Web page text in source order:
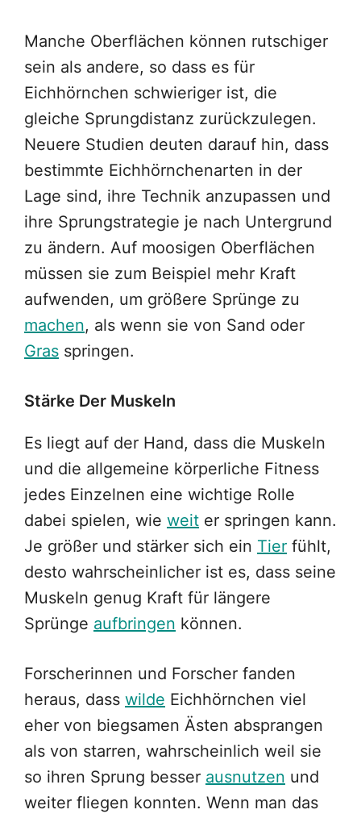
Manche Oberflächen können rutschiger
sein als andere, so dass es für
Eichhörnchen schwieriger ist, die
gleiche Sprungdistanz zurückzulegen.
Neuere Studien deuten darauf hin, dass
bestimmte Eichhörnchenarten in der
Lage sind, ihre Technik anzupassen und
ihre Sprungstrategie je nach Untergrund
zu ändern. Auf moosigen Oberflächen
müssen sie zum Beispiel mehr Kraft
aufwenden, um größere Sprünge zu
machen, als wenn sie von Sand oder
Gras springen.
Stärke Der Muskeln
Es liegt auf der Hand, dass die Muskeln
und die allgemeine körperliche Fitness
jedes Einzelnen eine wichtige Rolle
dabei spielen, wie weit er springen kann.
Je größer und stärker sich ein Tier fühlt,
desto wahrscheinlicher ist es, dass seine
Muskeln genug Kraft für längere
Sprünge aufbringen können.
Forscherinnen und Forscher fanden
heraus, dass wilde Eichhörnchen viel
eher von biegsamen Ästen absprangen
als von starren, wahrscheinlich weil sie
so ihren Sprung besser ausnutzen und
weiter fliegen konnten. Wenn man das